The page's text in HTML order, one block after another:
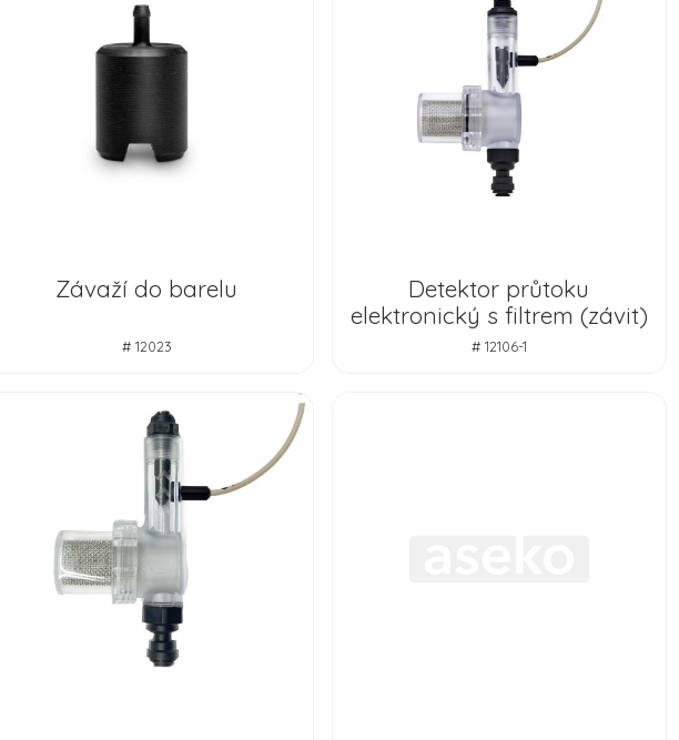
Závaží do barelu
# 12023
Detektor průtoku
elektronický s filtrem (závit)
# 12106-1